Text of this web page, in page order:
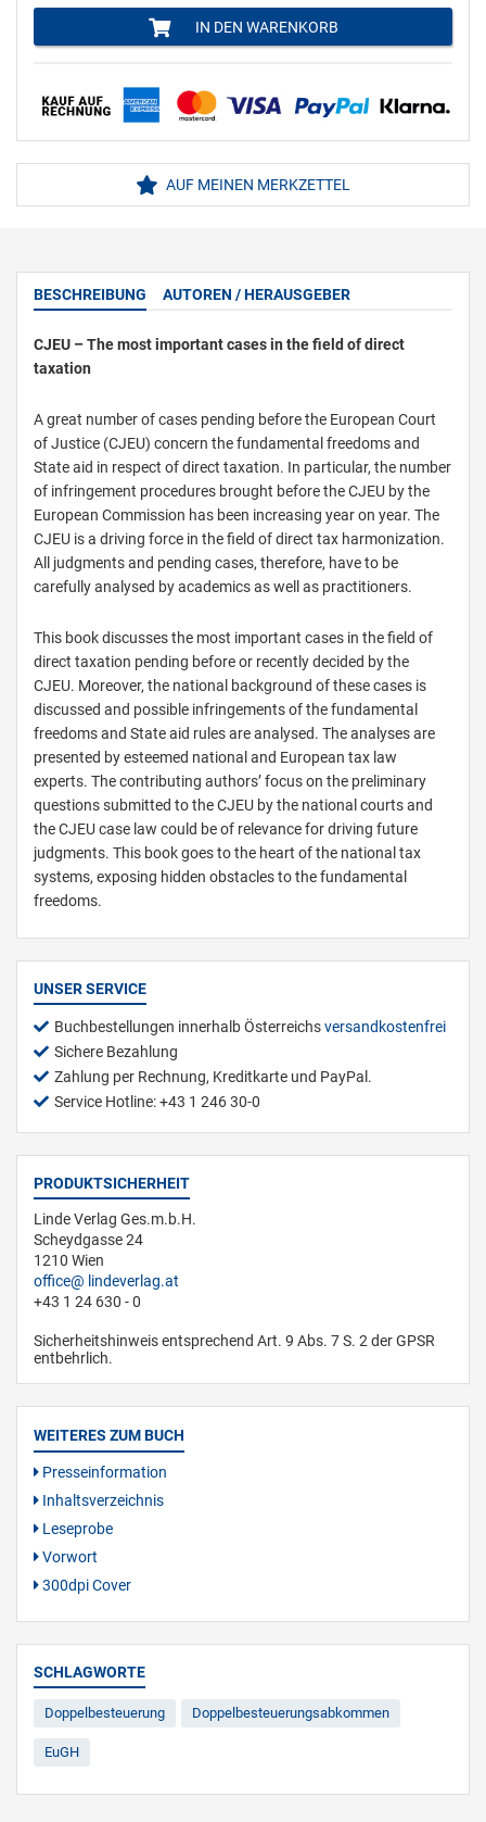
IN DEN WARENKORB
AUF MEINEN MERKZETTEL
BESCHREIBUNG AUTOREN / HERAUSGEBER
CJEU – The most important cases in the field of direct
taxation
A great number of cases pending before the European Court
of Justice (CJEU) concern the fundamental freedoms and
State aid in respect of direct taxation. In particular, the number
of infringement procedures brought before the CJEU by the
European Commission has been increasing year on year. The
CJEU is a driving force in the field of direct tax harmonization.
All judgments and pending cases, therefore, have to be
carefully analysed by academics as well as practitioners.
This book discusses the most important cases in the field of
direct taxation pending before or recently decided by the
CJEU. Moreover, the national background of these cases is
discussed and possible infringements of the fundamental
freedoms and State aid rules are analysed. The analyses are
presented by esteemed national and European tax law
experts. The contributing authors’ focus on the preliminary
questions submitted to the CJEU by the national courts and
the CJEU case law could be of relevance for driving future
judgments. This book goes to the heart of the national tax
systems, exposing hidden obstacles to the fundamental
freedoms.
UNSER SERVICE
Buchbestellungen innerhalb Österreichsversandkostenfrei
Sichere Bezahlung
Zahlung per Rechnung, Kreditkarte und PayPal.
Service Hotline: +43 1 246 30-0
PRODUKTSICHERHEIT
Linde Verlag Ges.m.b.H.
Scheydgasse 24
1210 Wien
office
lindeverlag.at
+43 1 24 630 - 0
Sicherheitshinweis entsprechend Art. 9 Abs. 7 S. 2 der GPSR
entbehrlich.
WEITERES ZUM BUCH
Presseinformation
Inhaltsverzeichnis
Leseprobe
Vorwort
300dpi Cover
SCHLAGWORTE
Doppelbesteuerung Doppelbesteuerungsabkommen
EuGH